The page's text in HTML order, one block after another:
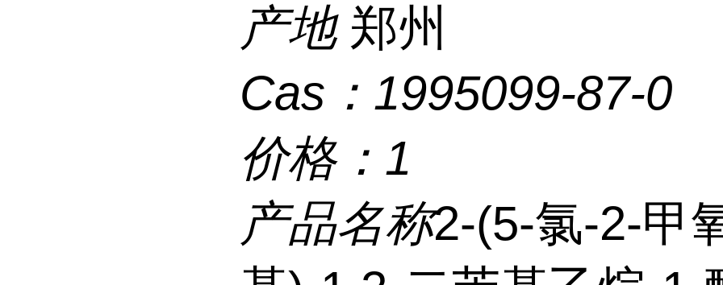
产地 郑州
Cas： 1995099-87-0
价格： 1
产品名称2-(5-氯-2-甲